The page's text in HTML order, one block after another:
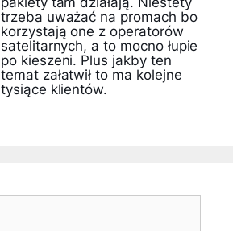
trzeba uważać na promach bo
korzystają one z operatorów
satelitarnych, a to mocno łupie
po kieszeni. Plus jakby ten
temat załatwił to ma kolejne
tysiące klientów.